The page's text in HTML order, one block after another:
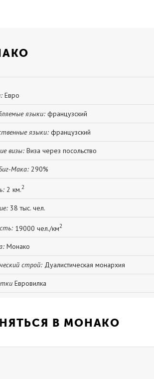
Евро
языки: французский
языки: французский
визы: Виза через посольство
Мака: 290%
2 км.2
38 тыс. чел.
19000 чел./км2
Монако
строй: Дуалистическая монархия
Евровилка
В МОНАКО